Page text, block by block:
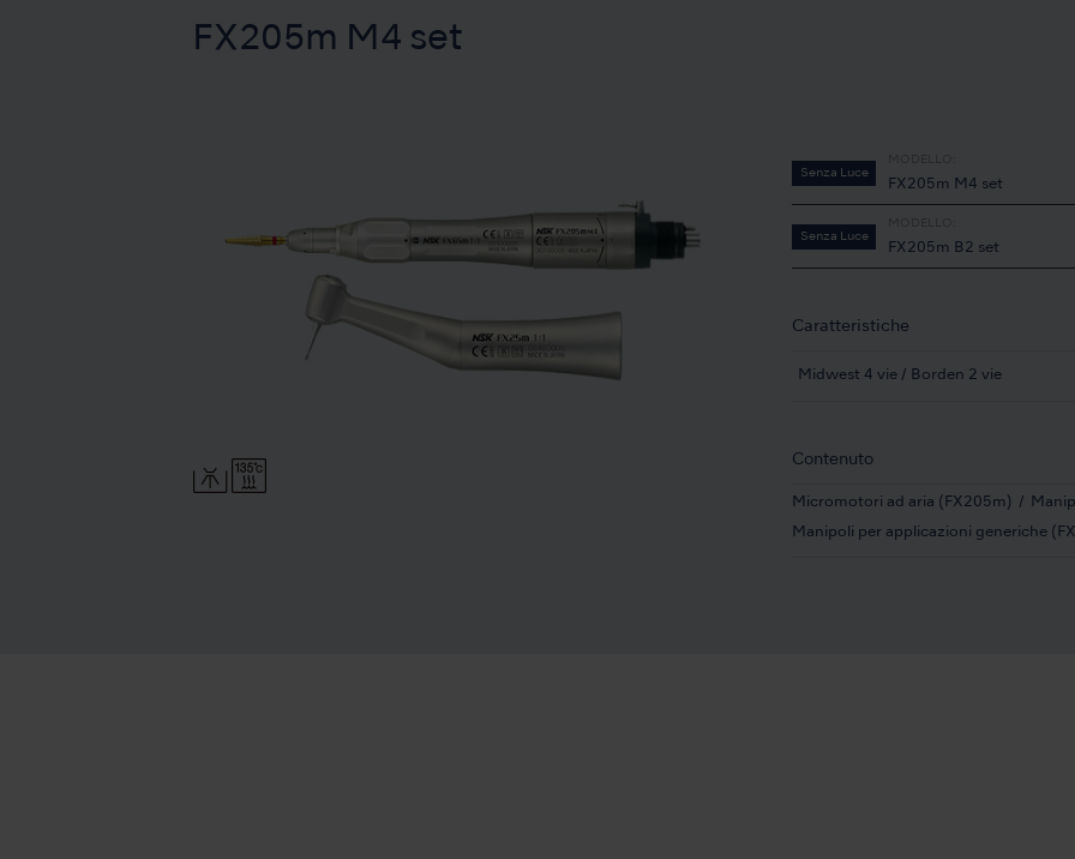
FX205m M4 set
Senza Luce
FX205m M4 set
Senza Luce
FX205m B2 set
Caratteristiche
Midwest 4 vie / Borden 2 vie
Contenuto
Micromotori ad aria (FX205m)
Manipoli per applicazioni generiche